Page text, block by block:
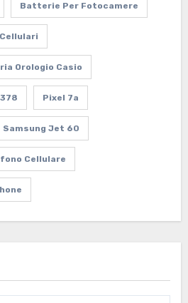
Batterie Per Fotocamere
Orologio Casio
Pixel 7a
Samsung Jet 60
Cellulare